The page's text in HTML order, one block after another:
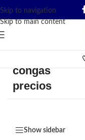
Skip to navigation
Skip to main content
congas
precios
Show sidebar